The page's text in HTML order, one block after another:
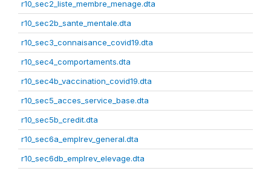
r10_sec2_liste_membre_menage.dta
r10_sec2b_sante_mentale.dta
r10_sec3_connaisance_covid19.dta
r10_sec4_comportaments.dta
r10_sec4b_vaccination_covid19.dta
r10_sec5_acces_service_base.dta
r10_sec5b_credit.dta
r10_sec6a_emplrev_general.dta
r10_sec6db_emplrev_elevage.dta